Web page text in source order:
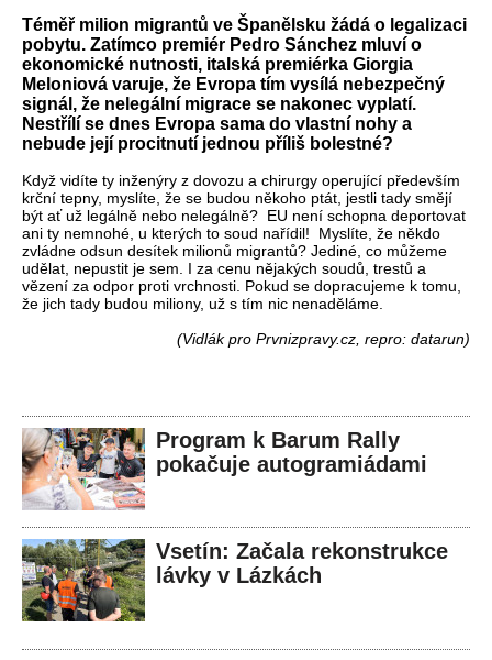
Téměř milion migrantů ve Španělsku žádá o legalizaci
pobytu. Zatímco premiér Pedro Sánchez mluví o
ekonomické nutnosti, italská premiérka Giorgia
Meloniová varuje, že Evropa tím vysílá nebezpečný
signál, že nelegální migrace se nakonec vyplatí.
Nestřílí se dnes Evropa sama do vlastní nohy a
nebude její procitnutí jednou příliš bolestné?
Když vidíte ty inženýry z dovozu a chirurgy operující především
krční tepny, myslíte, že se budou někoho ptát, jestli tady smějí
být ať už legálně nebo nelegálně? EU není schopna deportovat
ani ty nemnohé, u kterých to soud nařídil! Myslíte, že někdo
zvládne odsun desítek milionů migrantů? Jediné, co můžeme
udělat, nepustit je sem. I za cenu nějakých soudů, trestů a
vězení za odpor proti vrchnosti. Pokud se dopracujeme k tomu,
že jich tady budou miliony, už s tím nic nenaděláme.
(Vidlák pro Prvnizpravy.cz, repro: datarun)
Program k Barum Rally
pokačuje autogramiádami
Vsetín: Začala rekonstrukce
lávky v Lázkách